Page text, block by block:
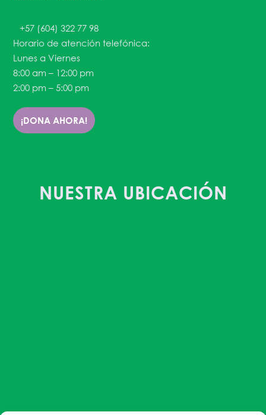
+57 (604) 322 77 98
Horario de atención telefónica:
Lunes a Viernes
8:00 am – 12:00 pm
2:00 pm – 5:00 pm
¡DONA AHORA!
NUESTRA UBICACIÓN